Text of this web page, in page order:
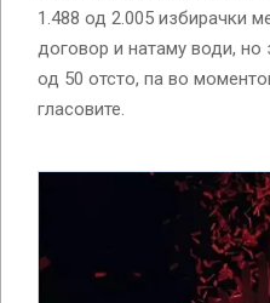
1.488 од 2.005 избирачки
договор и натаму води, но
од 50 отсто, па во
гласовите.